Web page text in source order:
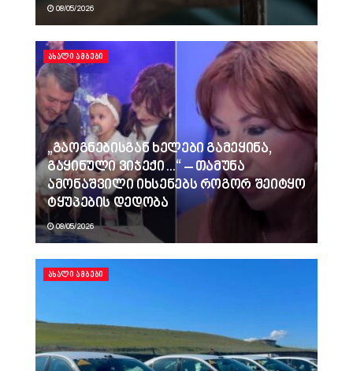
08/05/2026
ᲐᲮᲐᲚᲘ ᲐᲛᲑᲔᲑᲘ
„გაოგნებისგან ხელები გამეყინა,
გაყინული ვიჯექი…“ – თამუნა
ამონაშვილი იხსენებს როგორ შეიტყო
ტყუპების დედობა
08/05/2026
ᲐᲮᲐᲚᲘ ᲐᲛᲑᲔᲑᲘ